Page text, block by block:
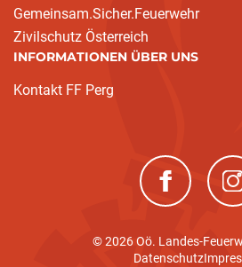
Gemeinsam.Sicher.Feuerwehr
Zivilschutz Österreich
INFORMATIONEN ÜBER UNS
Kontakt FF Perg
(neues
© 2026 Oö. Landes-
Datenschutz